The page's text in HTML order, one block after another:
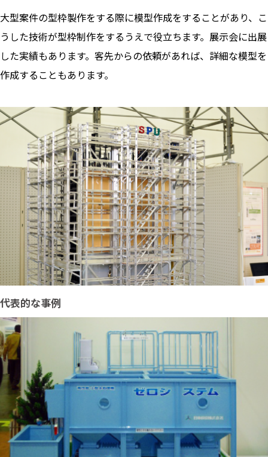
大型案件の型枠製作をする際に模型作成をすることがあり、こ
うした技術が型枠制作をするうえで役立ちます。展示会に出展
した実績もあります。客先からの依頼があれば、詳細な模型を
作成することもあります。
代表的な事例